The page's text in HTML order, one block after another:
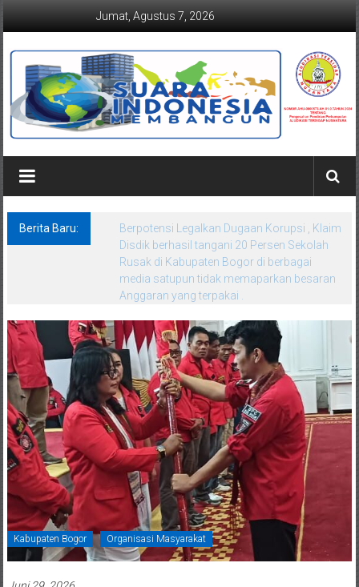
Jumat, Agustus 7, 2026
Berita Baru:
Surat Dijawab, Inti Persoalan Diabaikan?
FORKORINDO Bongkar Dugaan Kejanggalan
Nilai dan Koordinat SPMB SMAN 4 Kota
Bekasi
Kabupaten Bogor Organisasi Masyarakat